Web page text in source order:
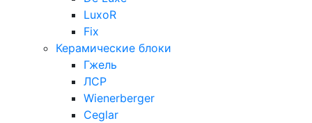
LuxoR
Fix
Керамические блоки
Гжель
ЛСР
Wienerberger
Ceglar